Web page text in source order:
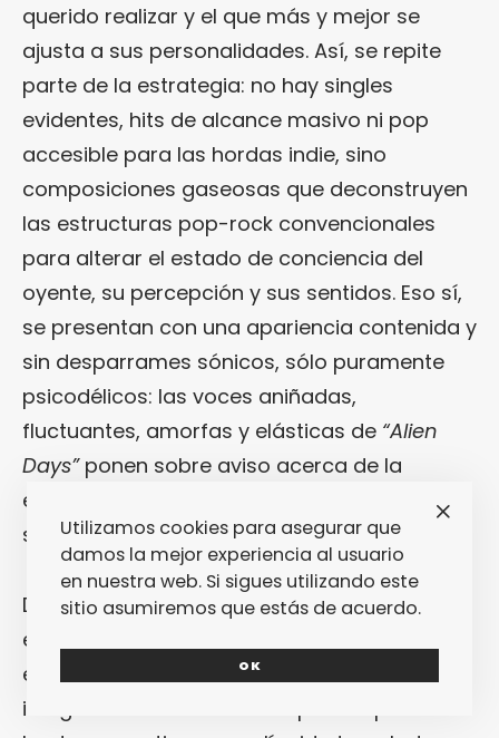
querido realizar y el que más y mejor se
ajusta a sus personalidades. Así, se repite
parte de la estrategia: no hay singles
evidentes, hits de alcance masivo ni pop
accesible para las hordas indie, sino
composiciones gaseosas que deconstruyen
las estructuras pop-rock convencionales
para alterar el estado de conciencia del
oyente, su percepción y sus sentidos. Eso sí,
se presentan con una apariencia contenida y
sin desparrames sónicos, sólo puramente
psicodélicos: las voces aniñadas,
fluctuantes, amorfas y elásticas de “Alien
Days”ponen sobre aviso acerca de la
excursión hacia y entre diferentes niveles
sensitivos que se desarrolla en“MGMT”
De temática macabra, extraterrestre,
enigmática, resignada, introspectiva,
esotérica y espacial, las piezas que lo
integran se van derritiendo poco a poco
Utilizamos cookies para asegurar que
damos la mejor experiencia al usuario
en nuestra web. Si sigues utilizando este
sitio asumiremos que estás de acuerdo.
OK